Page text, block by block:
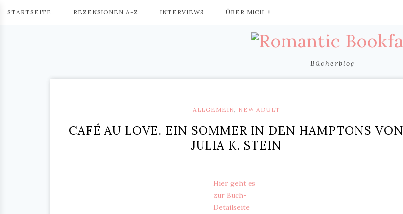
STARTSEITE REZENSIONEN A-Z INTERVIEWS ÜBER MICH
Bücherblog
ALLGEMEIN, NEW ADULT
CAFÉ AU LOVE. EIN SOMMER IN DEN HAMPTONS VON
JULIA K. STEIN
Hier geht es
zur Buch-
Detailseite